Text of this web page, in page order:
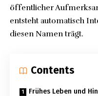
öffentlicher
entsteht automatisch
diesen Namen trägt.
Contents
Frühes Leben und